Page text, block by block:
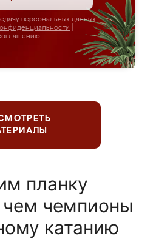
персональных данных
планку
чем чемпионы
катанию